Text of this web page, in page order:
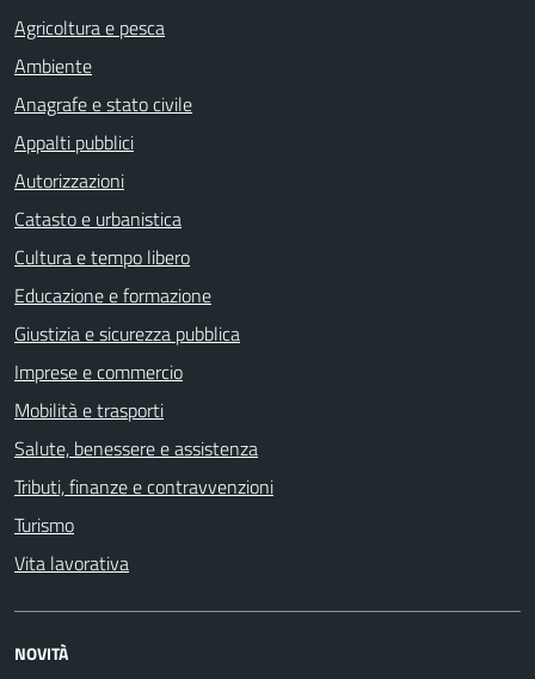
Agricoltura e pesca
Ambiente
Anagrafe e stato civile
Appalti pubblici
Autorizzazioni
Catasto e urbanistica
Cultura e tempo libero
Educazione e formazione
Giustizia e sicurezza pubblica
Imprese e commercio
Mobilità e trasporti
Salute, benessere e assistenza
Tributi, finanze e contravvenzioni
Turismo
Vita lavorativa
NOVITÀ